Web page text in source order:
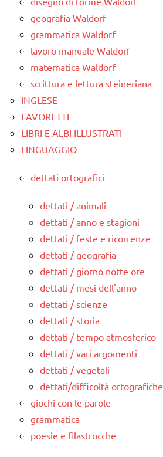
geografia Waldorf
grammatica Waldorf
lavoro manuale Waldorf
matematica Waldorf
scrittura e lettura steineriana
INGLESE
LAVORETTI
LIBRI E ALBI ILLUSTRATI
LINGUAGGIO
dettati ortografici
dettati / animali
dettati / anno e stagioni
dettati / feste e ricorrenze
dettati / geografia
dettati / giorno notte ore
dettati / mesi dell'anno
dettati / scienze
dettati / storia
dettati / tempo atmosferico
dettati / vari argomenti
dettati / vegetali
dettati/difficoltà ortografiche
giochi con le parole
grammatica
poesie e filastrocche